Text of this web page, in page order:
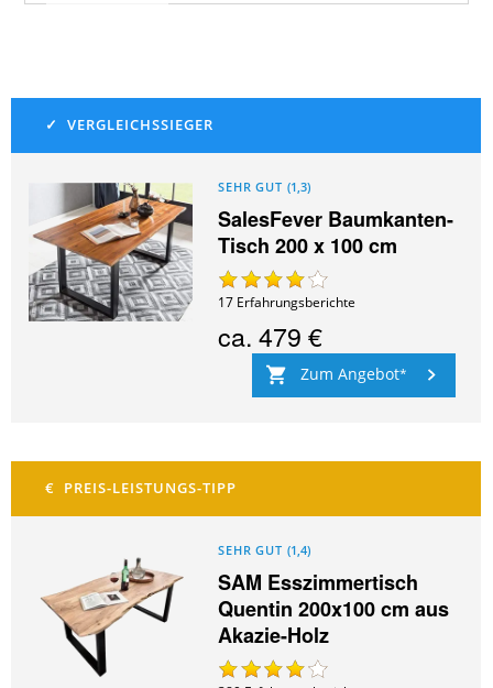
SEHR GUT (1,3)
SalesFever Baumkanten-
Tisch 200 x 100 cm
17 Erfahrungsberichte
ca.479 €
Zum Angebot
SEHR GUT (1,4)
SAM Esszimmertisch
Quentin 200x100 cm aus
Akazie-Holz